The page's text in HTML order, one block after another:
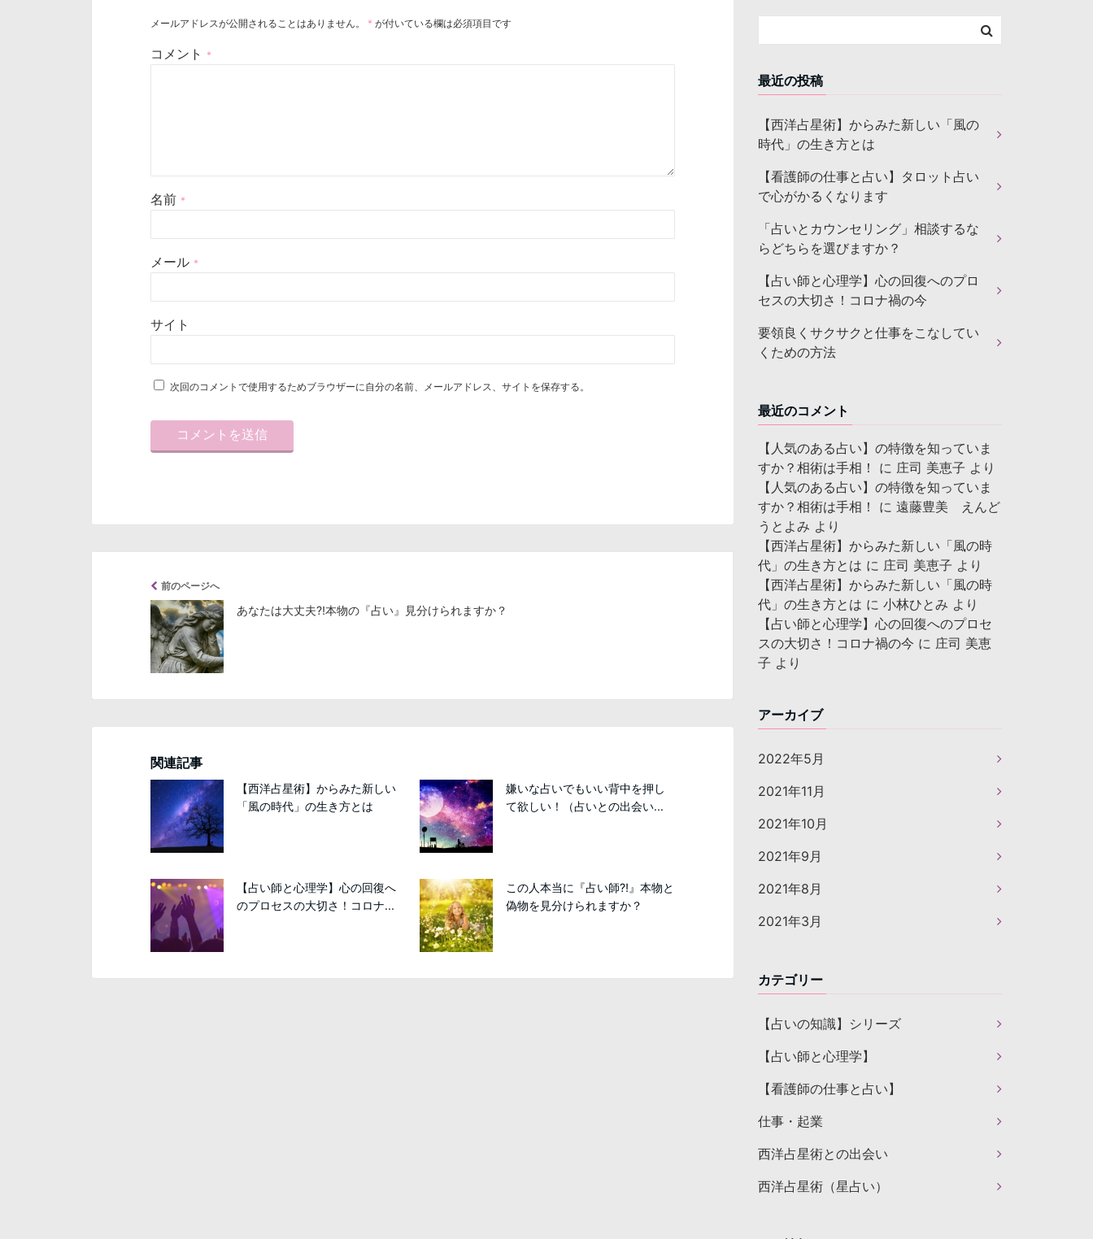
メールアドレスが公開されることはありません。 * が付いている欄は必須項目です
コメント *
名前 *
メール *
サイト
次回のコメントで使用するためブラウザーに自分の名前、メールアドレス、サイトを保存する。
前のページへ
あなたは大丈夫⁈本物の『占い』見分けられますか？
関連記事
【西洋占星術】からみた新しい
「風の時代」の生き方とは
嫌いな占いでもいい背中を押し
て欲しい！（占いとの出会い...
【占い師と心理学】心の回復へ
のプロセスの大切さ！コロナ...
この人本当に『占い師⁈』本物と
偽物を見分けられますか？
最近の投稿
【西洋占星術】からみた新しい「風の
時代」の生き方とは
【看護師の仕事と占い】タロット占い
で心がかるくなります
「占いとカウンセリング」相談するな
らどちらを選びますか？
【占い師と心理学】心の回復へのプロ
セスの大切さ！コロナ禍の今
要領良くサクサクと仕事をこなしてい
くための方法
最近のコメント
【人気のある占い】の特徴を知っていま
すか？相術は手相！
に 庄司 美恵子 より
【人気のある占い】の特徴を知っていま
すか？相術は手相！
に 遠藤豊美 えんど
うとよみ より
【西洋占星術】からみた新しい「風の時
代」の生き方とは に 庄司 美恵子 より
【西洋占星術】からみた新しい「風の時
代」の生き方とは に 小林ひとみ より
【占い師と心理学】心の回復へのプロセ
スの大切さ！コロナ禍の今 に 庄司 美恵
子 より
アーカイブ
2022年5月
2021年11月
2021年10月
2021年9月
2021年8月
2021年3月
カテゴリー
【占いの知識】シリーズ
【占い師と心理学】
【看護師の仕事と占い】
仕事・起業
西洋占星術との出会い
西洋占星術（星占い）